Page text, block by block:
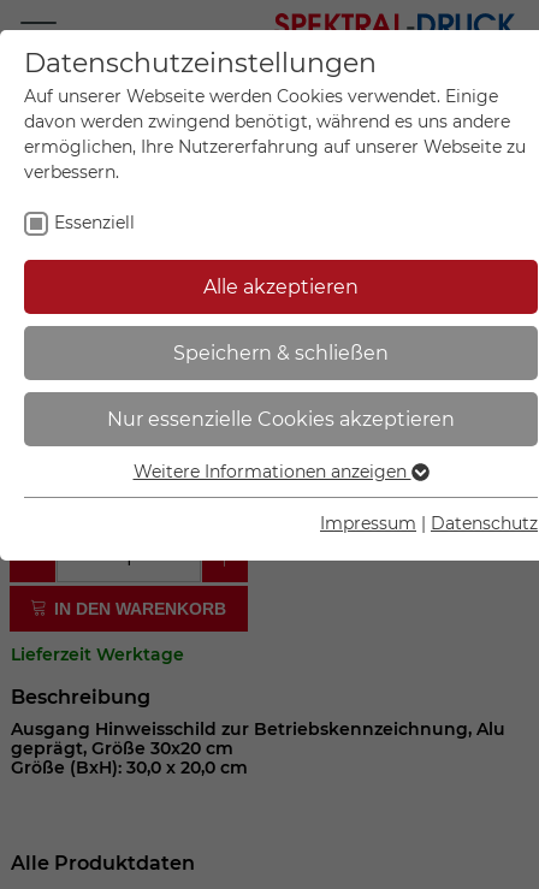
Mo.-Fr. 09:00-17:00
+49 (0)711 55 75 25
Mein Konto
Mein Warenkorb
Sie sind hier: Start
Hinweisschild -
Betriebskennzeichnung | Ausgang
IN DEN WARENKORB
Lieferzeit Werktage
Beschreibung
Ausgang Hinweisschild zur Betriebskennzeichnung, Alu
geprägt, Größe 30x20 cm
Größe (BxH): 30,0 x 20,0 cm
Alle Produktdaten
Datenschutzeinstellungen
Auf unserer Webseite werden Cookies verwendet. Einige
davon werden zwingend benötigt, während es uns andere
ermöglichen, Ihre Nutzererfahrung auf unserer Webseite zu
verbessern.
Essenziell
Alle akzeptieren
Speichern & schließen
Nur essenzielle Cookies akzeptieren
Essenziell
Essenzielle Cookies werden für grundlegende Funktionen
die Webseite einwandfrei funktioniert.
Name cookie_optin
Laufzeit 1 Jahr
Dieses Cookie wird verwendet, um Ihre
Cookie-Informationen anzeigen
Weitere Informationen anzeigen
Impressum Datenschutz